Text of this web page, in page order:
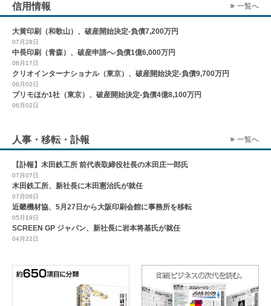
信用情報 一覧へ
大黄印刷（和歌山）、破産開始決定-負債7,200万円
07月28日
中長印刷（青森）、破産申請へ-負債1億6,000万円
06月17日
クリオインターナショナル（東京）、破産開始決定-負債9,700万円
06月02日
プリモほか1社（東京）、破産開始決定-負債4億8,100万円
06月02日
人事・移転・訃報 一覧へ
【訃報】木田鉄工所 前代表取締役社長の木田庄一郎氏
07月07日
木田鉄工所、新社長に木田憲治氏が就任
07月06日
近畿機材協、5月27日から大阪印刷会館に事務所を移転
05月19日
SCREEN GP ジャパン、新社長に岩本将基氏が就任
04月22日